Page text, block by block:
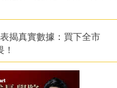
揭真實數據：買下全市